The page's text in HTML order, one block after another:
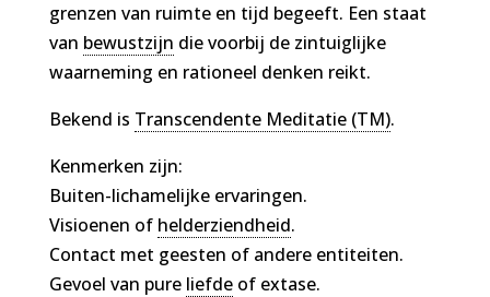
grenzen van ruimte en tijd begeeft. Een staat
van bewustzijn die voorbij de zintuiglijke
waarneming en rationeel denken reikt.
Bekend is Transcendente Meditatie (TM).
Kenmerken zijn:
Buiten-lichamelijke ervaringen.
Visioenen of helderziendheid.
Contact met geesten of andere entiteiten.
Gevoel van pure liefdeof extase.